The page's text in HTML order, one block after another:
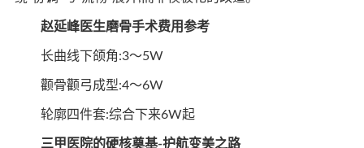
赵延峰医生磨骨手术费用参考
长曲线下颌角:3～5W
颧骨颧弓成型:4～6W
轮廓四件套:综合下来6W起
三甲医院的硬核奠基-护航变美之路